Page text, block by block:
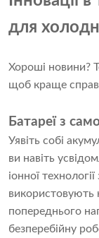
для
Хороші новини?
щоб краще
Батареї з
Уявіть собі
ви навіть
іонної
використовують
попереднього
безперебійну